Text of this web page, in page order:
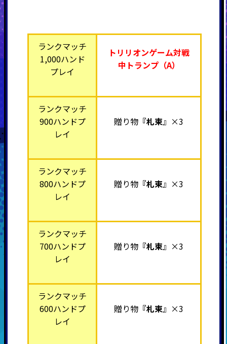
ランクマッチ
1,000ハンド
プレイ
トリリオンゲーム対戦
中トランプ（A）
ランクマッチ
900ハンドプ
レイ
贈り物 『札束』×3
ランクマッチ
800ハンドプ
レイ
贈り物 『札束』×3
ランクマッチ
700ハンドプ
レイ
贈り物 『札束』×3
ランクマッチ
600ハンドプ
レイ
贈り物 『札束』×3